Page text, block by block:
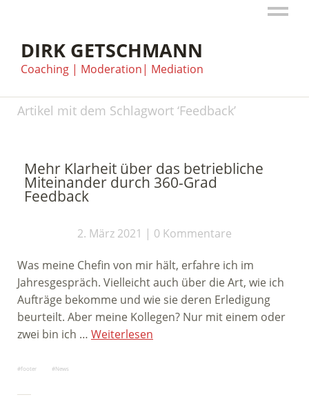
DIRK GETSCHMANN
Coaching | Moderation| Mediation
Artikel mit dem Schlagwort ‘Feedback’
Mehr Klarheit über das betriebliche
Miteinander durch 360-Grad
Feedback
2. März 2021 0 Kommentare
Was meine Chefin von mir hält, erfahre ich im
Jahresgespräch. Vielleicht auch über die Art, wie ich
Aufträge bekomme und wie sie deren Erledigung
beurteilt. Aber meine Kollegen? Nur mit einem oder
zwei bin ich … Weiterlesen
footer News